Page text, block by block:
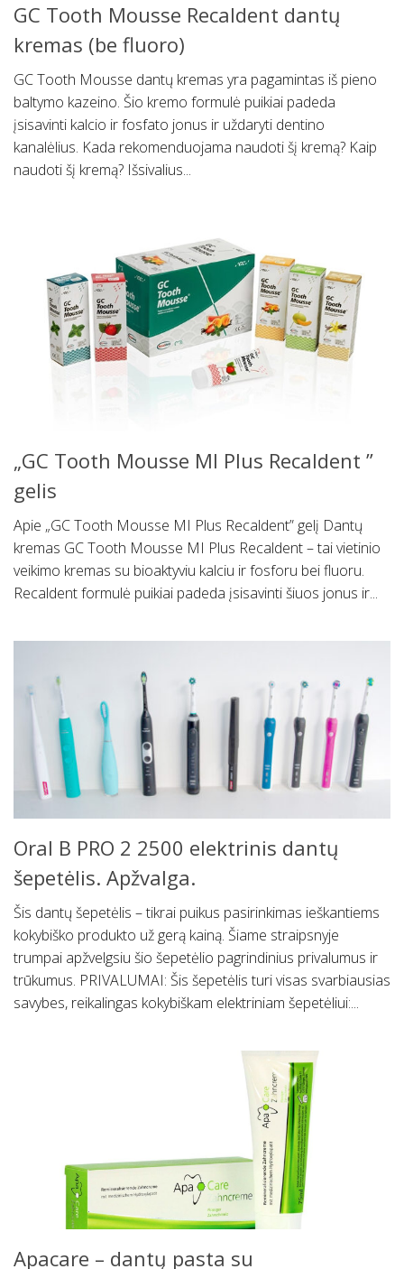
GC Tooth Mousse Recaldent dantų
kremas (be fluoro)
GC Tooth Mousse dantų kremas yra pagamintas iš pieno
baltymo kazeino. Šio kremo formulė puikiai padeda
įsisavinti kalcio ir fosfato jonus ir uždaryti dentino
kanalėlius. Kada rekomenduojama naudoti šį kremą? Kaip
naudoti šį kremą? Išsivalius...
„GC Tooth Mousse MI Plus Recaldent ”
gelis
Apie „GC Tooth Mousse MI Plus Recaldent” gelį Dantų
kremas GC Tooth Mousse MI Plus Recaldent – tai vietinio
veikimo kremas su bioaktyviu kalciu ir fosforu bei fluoru.
Recaldent formulė puikiai padeda įsisavinti šiuos jonus ir...
Oral B PRO 2 2500 elektrinis dantų
šepetėlis. Apžvalga.
Šis dantų šepetėlis – tikrai puikus pasirinkimas ieškantiems
kokybiško produkto už gerą kainą. Šiame straipsnyje
trumpai apžvelgsiu šio šepetėlio pagrindinius privalumus ir
trūkumus. PRIVALUMAI: Šis šepetėlis turi visas svarbiausias
savybes, reikalingas kokybiškam elektriniam šepetėliui:...
Apacare – dantų pasta su